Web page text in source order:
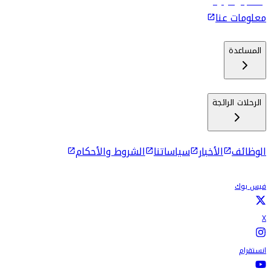
معلومات عنا
المساعدة
الرحلات الرائجة
الوظائف الأخبار سياساتنا الشروط والأحكام
فيس بوك
X
انستقرام